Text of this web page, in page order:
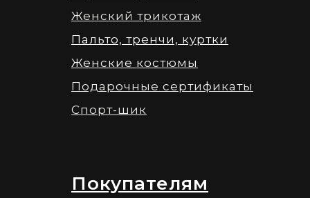
Покупателям
Женский трикотаж
Пальто, тренчи, куртки
Женские костюмы
Подарочные сертификаты
Спорт-шик